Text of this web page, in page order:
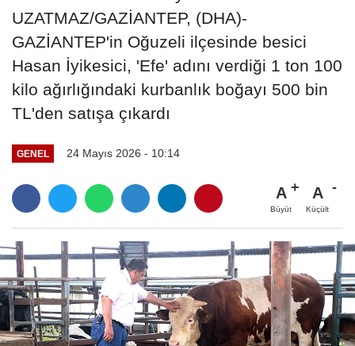
UZATMAZ/GAZİANTEP, (DHA)-
GAZİANTEP'in Oğuzeli ilçesinde besici
Hasan İyikesici, 'Efe' adını verdiği 1 ton 100
kilo ağırlığındaki kurbanlık boğayı 500 bin
TL'den satışa çıkardı
GENEL 24 Mayıs 2026 - 10:14
A
Büyüt
A
Küçült